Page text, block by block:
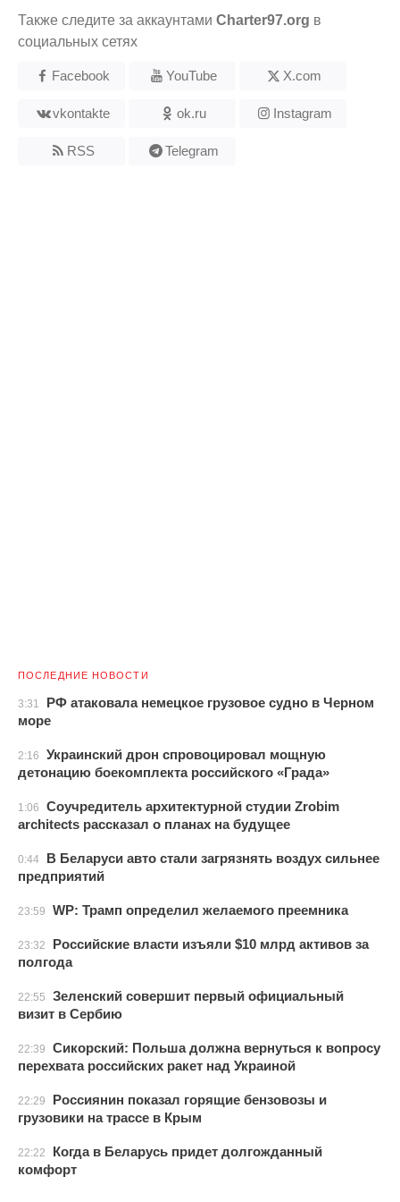
Также следите за аккаунтами Charter97.org в
социальных сетях
Facebook YouTube X.com
vkontakte ok.ru Instagram
RSS Telegram
ПОСЛЕДНИЕ НОВОСТИ
3:31
РФ атаковала немецкое грузовое судно в Черном
море
2:16
Украинский дрон спровоцировал мощную
детонацию боекомплекта российского «Града»
1:06
Соучредитель архитектурной студии Zrobim
architects рассказал о планах на будущее
0:44
В Беларуси авто стали загрязнять воздух сильнее
предприятий
23:59 WP: Трамп определил желаемого преемника
23:32
Российские власти изъяли $10 млрд активов за
полгода
22:55
Зеленский совершит первый официальный
визит в Сербию
22:39
Сикорский: Польша должна вернуться к вопросу
перехвата российских ракет над Украиной
22:29
Россиянин показал горящие бензовозы и
грузовики на трассе в Крым
22:22
Когда в Беларусь придет долгожданный
комфорт